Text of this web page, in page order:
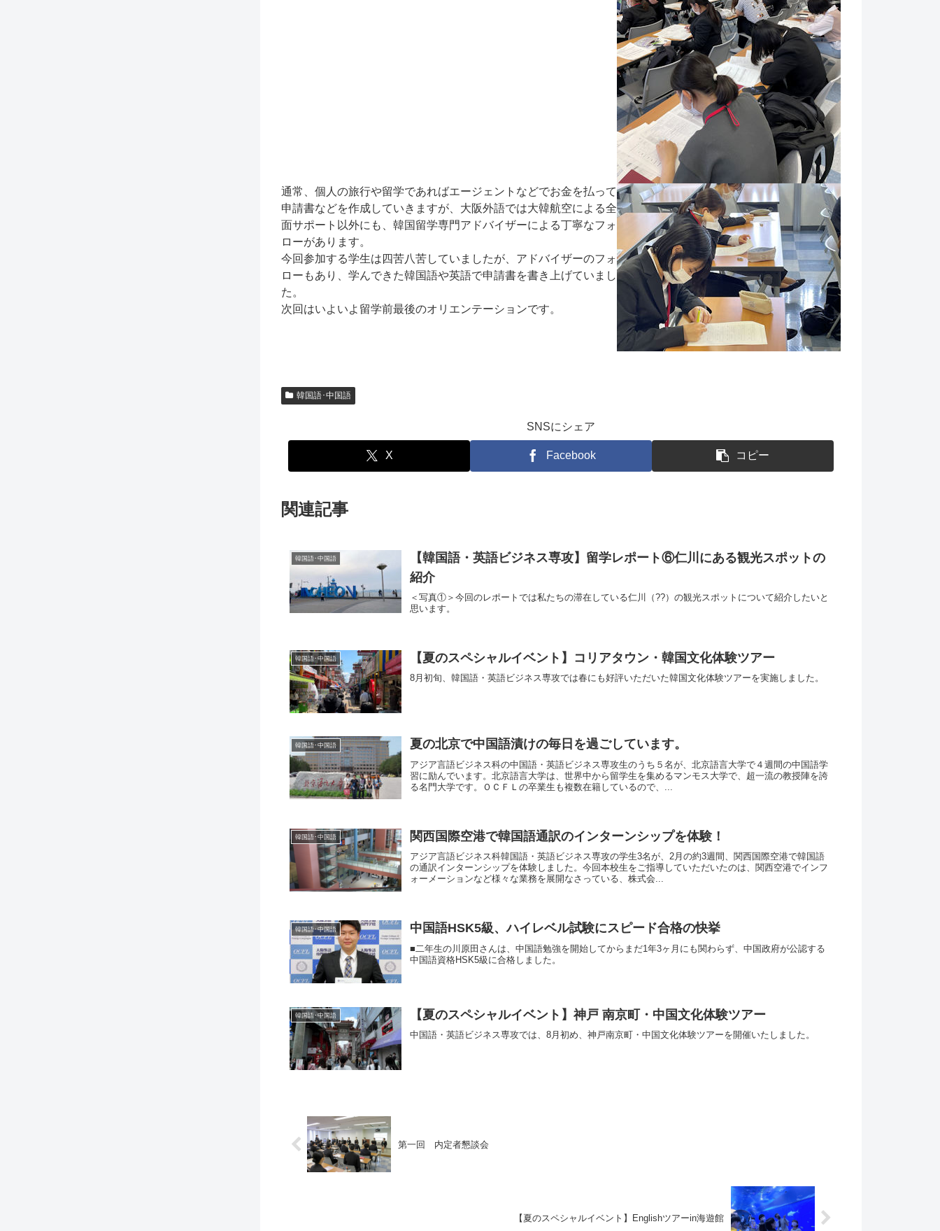
通常、個人の旅行や留学であればエージェントなどでお金を払って
申請書などを作成していきますが、大阪外語では大韓航空による全
面サポート以外にも、韓国留学専門アドバイザーによる丁寧なフォ
ローがあります。
今回参加する学生は四苦八苦していましたが、アドバイザーのフォ
ローもあり、学んできた韓国語や英語で申請書を書き上げていまし
た。
次回はいよいよ留学前最後のオリエンテーションです。
韓国語･中国語
SNSにシェア
X Facebook コピー
関連記事
韓国語･中国語
【韓国語・英語ビジネス専攻】留学レポート⑥仁川にある観光スポットの
紹介
＜写真①＞今回のレポートでは私たちの滞在している仁川（??）の観光スポットについて紹介したいと
思います。
韓国語･中国語 【夏のスペシャルイベント】コリアタウン・韓国文化体験ツアー
8月初旬、韓国語・英語ビジネス専攻では春にも好評いただいた韓国文化体験ツアーを実施しました。
韓国語･中国語 夏の北京で中国語漬けの毎日を過ごしています。
アジア言語ビジネス科の中国語・英語ビジネス専攻生のうち５名が、北京語言大学で４週間の中国語学
習に励んでいます。北京語言大学は、世界中から留学生を集めるマンモス大学で、超一流の教授陣を誇
る名門大学です。ＯＣＦＬの卒業生も複数在籍しているので、...
韓国語･中国語 関西国際空港で韓国語通訳のインターンシップを体験！
アジア言語ビジネス科韓国語・英語ビジネス専攻の学生3名が、2月の約3週間、関西国際空港で韓国語
の通訳インターンシップを体験しました。今回本校生をご指導していただいたのは、関西空港でインフ
ォーメーションなど様々な業務を展開なさっている、株式会...
韓国語･中国語 中国語HSK5級、ハイレベル試験にスピード合格の快挙
■二年生の川原田さんは、中国語勉強を開始してからまだ1年3ヶ月にも関わらず、中国政府が公認する
中国語資格HSK5級に合格しました。
韓国語･中国語 【夏のスペシャルイベント】神戸 南京町・中国文化体験ツアー
中国語・英語ビジネス専攻では、8月初め、神戸南京町・中国文化体験ツアーを開催いたしました。
第一回 内定者懇談会
【夏のスペシャルイベント】Englishツアーin海遊館